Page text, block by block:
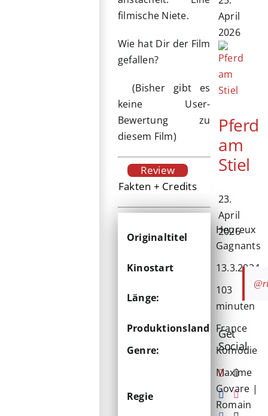
filmische Niete.
Wie hat Dir der Film
gefallen?
(Bisher gibt es
keine User-
Bewertung zu
diesem Film)
Review
Fakten + Credits
Originaltitel
Heureux
Gagnants
Kinostart
13.3.2024
Länge:
103
minuten
Produktionsland France
Genre:
Komödie
Regie
Maxime
Govare |
Romain
April
2026
Pferd
am
Stiel
23.
April
2026
Get
Social